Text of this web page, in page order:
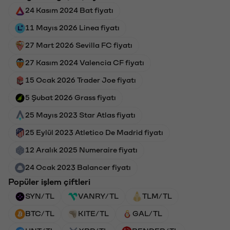
24 Kasım 2024 Bat fiyatı
11 Mayıs 2026 Linea fiyatı
27 Mart 2026 Sevilla FC fiyatı
27 Kasım 2024 Valencia CF fiyatı
15 Ocak 2026 Trader Joe fiyatı
5 Şubat 2026 Grass fiyatı
25 Mayıs 2023 Star Atlas fiyatı
25 Eylül 2023 Atletico De Madrid fiyatı
12 Aralık 2025 Numeraire fiyatı
24 Ocak 2023 Balancer fiyatı
Popüler işlem çiftleri
SYN/TL VANRY/TL TLM/TL
BTC/TL KITE/TL GAL/TL